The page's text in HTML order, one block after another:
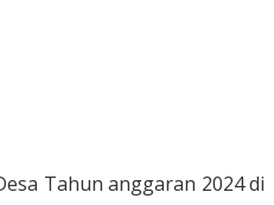
Tahun anggaran 2024 di